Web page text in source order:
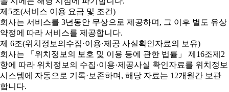
제5조(서비스 이용 요금 및 조건)
회사는 서비스를 3년동안 무상으로 제공하며, 그 이후 별도 유상
약정에 따라 서비스를 제공합니다.
제 6조(위치정보의수집·이용·제공 사실확인자료의 보유)
회사는 「위치정보의 보호 및 이용 등에 관한 법률」 제16조제2
항에 따라 위치정보의 수집·이용·제공사실 확인자료를 위치정보
시스템에 자동으로 기록·보존하며, 해당 자료는 12개월간 보관
합니다.